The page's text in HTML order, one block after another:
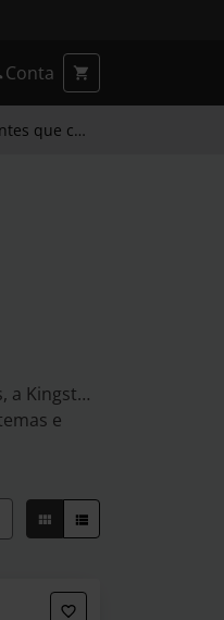
Conta
confiam em nós
Kingston
e
memória
e de